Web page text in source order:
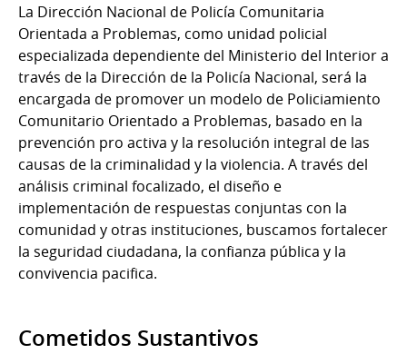
La Dirección Nacional de Policía Comunitaria
Orientada a Problemas, como unidad policial
especializada dependiente del Ministerio del Interior a
través de la Dirección de la Policía Nacional, será la
encargada de promover un modelo de Policiamiento
Comunitario Orientado a Problemas, basado en la
prevención pro activa y la resolución integral de las
causas de la criminalidad y la violencia. A través del
análisis criminal focalizado, el diseño e
implementación de respuestas conjuntas con la
comunidad y otras instituciones, buscamos fortalecer
la seguridad ciudadana, la confianza pública y la
convivencia pacifica.
Cometidos Sustantivos